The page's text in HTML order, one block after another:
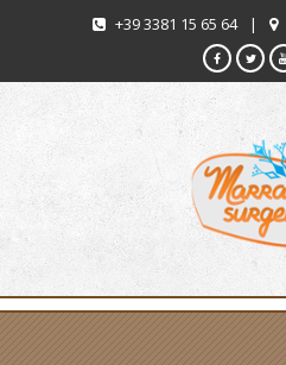
+39 3381 15 65 64 |